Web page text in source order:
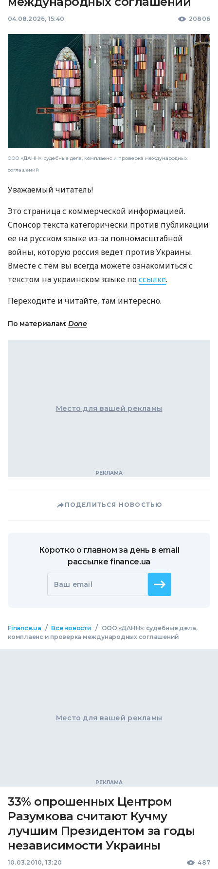
04.08.2026, 15:40 20806
ООО «ДАНН»: судебные дела, комплаенс и проверка международных
соглашений
Уважаемый читатель!
Это страница с коммерческой информацией.
Спонсор текста категорически против публикации
ее на русском языке из-за полномасштабной
войны, которую россия ведет против Украины.
Вместе с тем вы всегда можете ознакомиться с
текстом на украинском языке поссылке.
Переходите и читайте, там интересно.
По материалам: Done
Место для вашей рекламы
ПОДЕЛИТЬСЯ НОВОСТЬЮ
Коротко о главном за день в email
рассылке finance.ua
Ваш email
Finance.ua / Все новости /
ООО «ДАНН»: судебные дела,
комплаенс и проверка международных соглашений
Место для вашей рекламы
33% опрошенных Центром
Разумкова считают Кучму
лучшим Президентом за годы
независимости Украины
10.03.2010, 13:20 487